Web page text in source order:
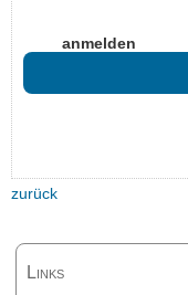
Links
anmelden
zurück